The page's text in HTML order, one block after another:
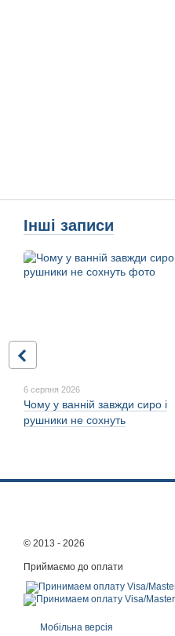
Інші записи
6 серпня 2026
Чому у ванній завжди сиро і
рушники не сохнуть
© 2013 - 2026
Приймаємо до оплати
Мобільна версія